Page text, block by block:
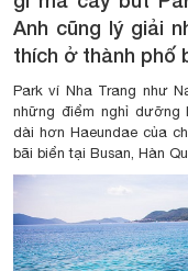
Anh cũng lý giải
thích ở thành phố
Park ví Nha Trang như
những điểm nghỉ dưỡng
dài hơn Haeundae của
bãi biển tại Busan, Hàn